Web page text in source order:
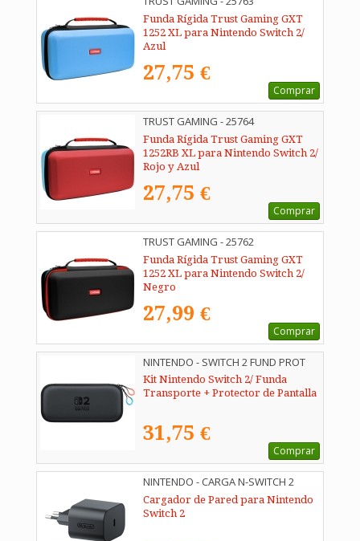
Funda Rígida Trust Gaming GXT
1252 XL para Nintendo Switch 2/
Azul
27,75 €
Comprar
TRUST GAMING - 25764
Funda Rígida Trust Gaming GXT
1252RB XL para Nintendo Switch 2/
Rojo y Azul
27,75 €
Comprar
TRUST GAMING - 25762
Funda Rígida Trust Gaming GXT
1252 XL para Nintendo Switch 2/
Negro
27,99 €
Comprar
NINTENDO - SWITCH 2 FUND PROT
Kit Nintendo Switch 2/ Funda
Transporte + Protector de Pantalla
31,75 €
Comprar
NINTENDO - CARGA N-SWITCH 2
Cargador de Pared para Nintendo
Switch 2